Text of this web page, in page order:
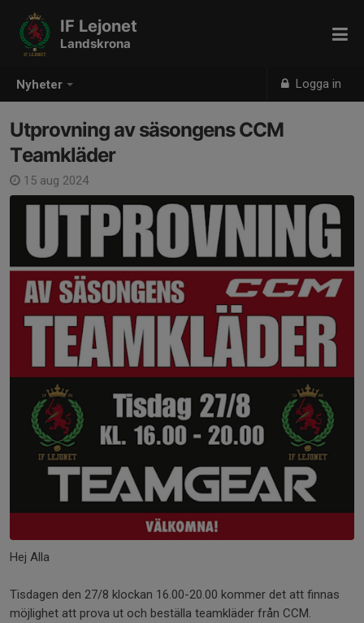
Nyheter Logga in
IF Lejonet
Landskrona
Utprovning av säsongens CCM
Teamkläder
15 aug 2024
Hej Alla
Tisdagen den 27/8 klockan 16.00-20.00 kommer det att finnas
möjlighet att prova ut och beställa teamkläder från CCM.